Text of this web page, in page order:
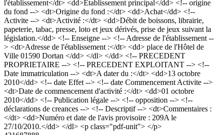
l'établissement</dt> <dd>Etablissement principal</dd> <!-- origine
du fond --> <dt>Origine du fond :</dt> <dd>Achat</dd> <!--
Activite --> <dt>Activité :</dt> <dd>Débit de boissons, librairie,
papeterie, tabac, presse, loto et jeux dérivés, prise de jeux suivant la
législation.</dd> <!-- Enseigne --> <!-- Adresse de l'établissement --
> <dt>Adresse de l'établissement :</dt> <dd> place de l'Hôtel de
Ville 01590 Dortan </dd> </dl> </dd> <!-- PRECEDENT
PROPRIETAIRE --> <!-- PRECEDENT EXPLOITANT --> <!--
Date immatriculation --> <dt>A dater du :</dt> <dd>13 octobre
2010</dd> <!-- date Effet --> <!-- date Commencement Activite -->
<dt>Date de commencement d'activité :</dt> <dd>01 octobre
2010</dd> <!-- Publication légale --> <!-- opposition --> <!--
déclarations de creances --> <!-- Descriptif --> <dt>Commentaires :
</dt> <dd>Numéro et date de l'avis provisoire : 209A le
27/10/2010.</dd> </dl> <p class="pdf-unit"> </p>